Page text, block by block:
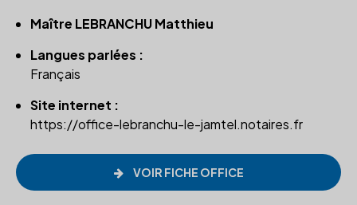
Maître LEBRANCHU Matthieu
Langues parlées :
Français
Site internet :
https://office-lebranchu-le-jamtel.notaires.fr
VOIR FICHE OFFICE